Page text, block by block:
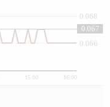
15:00 16:00
0.066
0.068
0.067